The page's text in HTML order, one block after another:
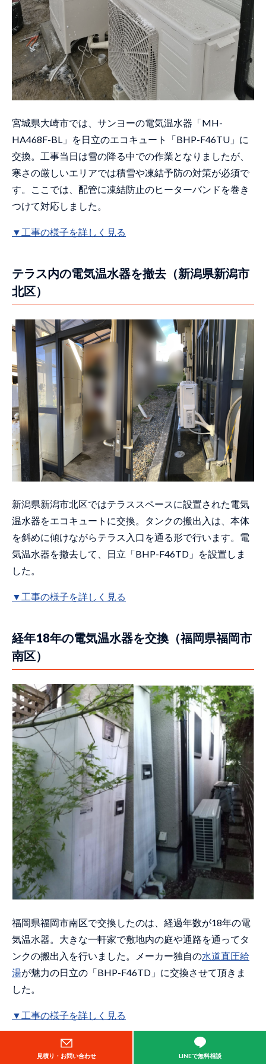
宮城県大崎市では、サンヨーの電気温水器「MH-
HA468F-BL」を日立のエコキュート「BHP-F46TU」に
交換。工事当日は雪の降る中での作業となりましたが、
寒さの厳しいエリアでは積雪や凍結予防の対策が必須で
す。ここでは、配管に凍結防止のヒーターバンドを巻き
つけて対応しました。
▼工事の様子を詳しく見る
テラス内の電気温水器を撤去（新潟県新潟市
北区）
新潟県新潟市北区ではテラススペースに設置された電気
温水器をエコキュートに交換。タンクの搬出入は、本体
を斜めに傾けながらテラス入口を通る形で行います。電
気温水器を撤去して、日立「BHP-F46TD」を設置しま
した。
▼工事の様子を詳しく見る
経年18年の電気温水器を交換（福岡県福岡市
南区）
福岡県福岡市南区で交換したのは、経過年数が18年の電
気温水器。大きな一軒家で敷地内の庭や通路を通ってタ
ンクの搬出入を行いました。メーカー独自の水道直圧給
湯が魅力の日立の「BHP-F46TD」に交換させて頂きま
した。
▼工事の様子を詳しく見る
2002年製の電気温水器を撤去（東京都荒川
見積り・お問い合わせ LINEで無料相談